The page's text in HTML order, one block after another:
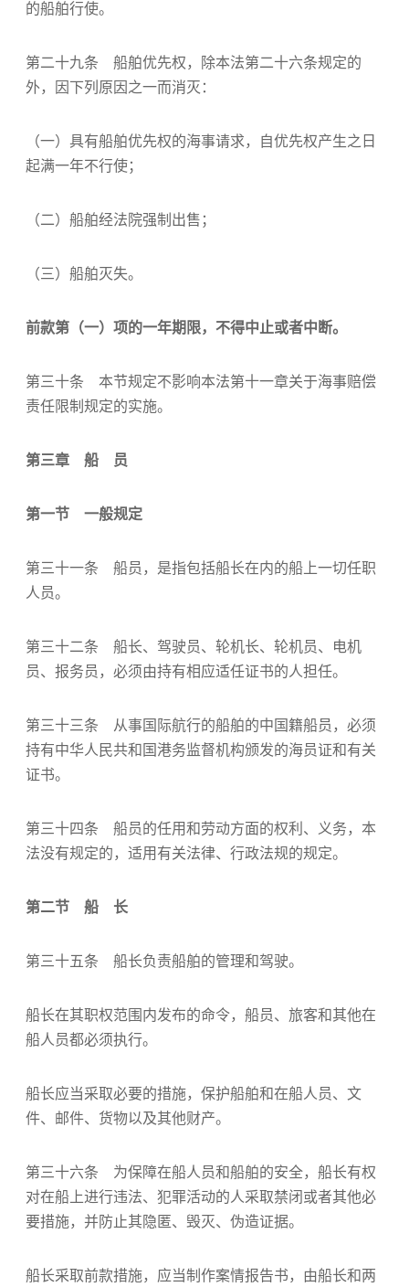
的船舶行使。
第二十九条 船舶优先权，除本法第二十六条规定的
外，因下列原因之一而消灭：
（一）具有船舶优先权的海事请求，自优先权产生之日
起满一年不行使；
（二）船舶经法院强制出售；
（三）船舶灭失。
前款第（一）项的一年期限，不得中止或者中断。
第三十条 本节规定不影响本法第十一章关于海事赔偿
责任限制规定的实施。
第三章 船 员
第一节 一般规定
第三十一条 船员，是指包括船长在内的船上一切任职
人员。
第三十二条 船长、驾驶员、轮机长、轮机员、电机
员、报务员，必须由持有相应适任证书的人担任。
第三十三条 从事国际航行的船舶的中国籍船员，必须
持有中华人民共和国港务监督机构颁发的海员证和有关
证书。
第三十四条 船员的任用和劳动方面的权利、义务，本
法没有规定的，适用有关法律、行政法规的规定。
第二节 船 长
第三十五条 船长负责船舶的管理和驾驶。
船长在其职权范围内发布的命令，船员、旅客和其他在
船人员都必须执行。
船长应当采取必要的措施，保护船舶和在船人员、文
件、邮件、货物以及其他财产。
第三十六条 为保障在船人员和船舶的安全，船长有权
对在船上进行违法、犯罪活动的人采取禁闭或者其他必
要措施，并防止其隐匿、毁灭、伪造证据。
船长采取前款措施，应当制作案情报告书，由船长和两